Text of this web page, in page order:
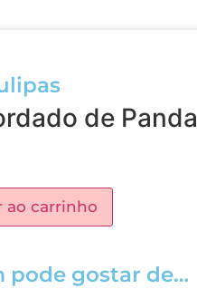
de Panda
ao carrinho
pode gostar de…